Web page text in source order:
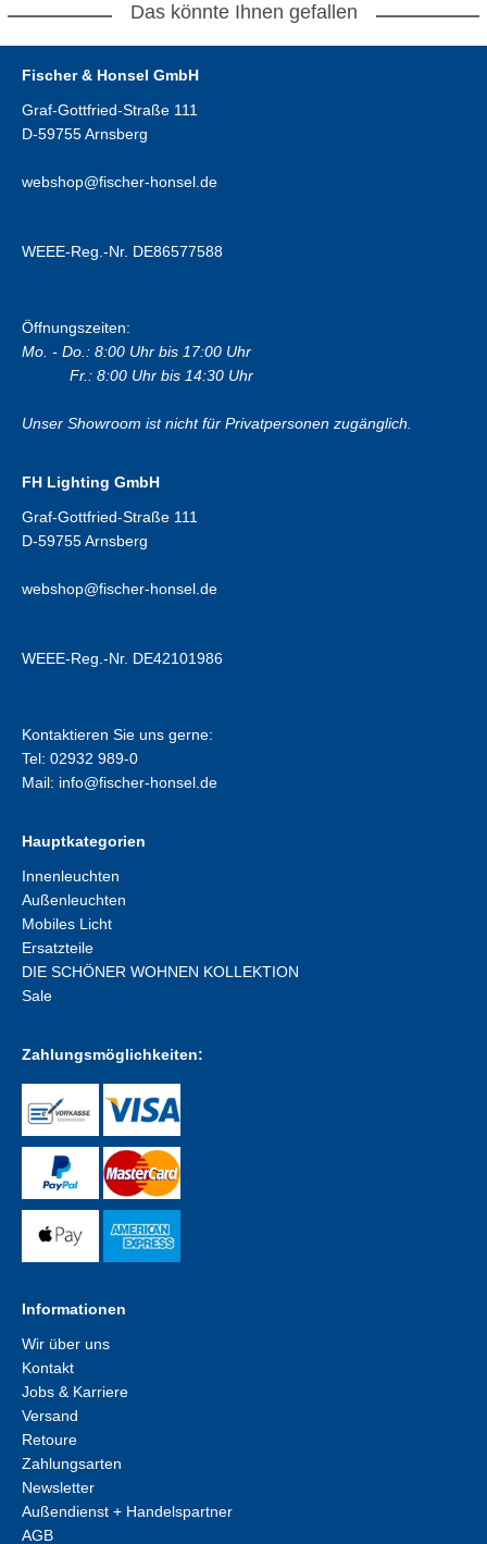
Das könnte Ihnen gefallen
Fischer & Honsel GmbH
Graf-Gottfried-Straße 111
D-59755 Arnsberg
webshop@fischer-honsel.de
WEEE-Reg.-Nr. DE86577588
Öffnungszeiten:
Mo. - Do.: 8:00 Uhr bis 17:00 Uhr
Fr.: 8:00 Uhr bis 14:30 Uhr
Unser Showroom ist nicht für Privatpersonen zugänglich.
FH Lighting GmbH
Graf-Gottfried-Straße 111
D-59755 Arnsberg
webshop@fischer-honsel.de
WEEE-Reg.-Nr. DE42101986
Kontaktieren Sie uns gerne:
Tel: 02932 989-0
Mail: info@fischer-honsel.de
Hauptkategorien
Innenleuchten
Außenleuchten
Mobiles Licht
Ersatzteile
DIE SCHÖNER WOHNEN KOLLEKTION
Sale
Zahlungsmöglichkeiten:
Informationen
Wir über uns
Kontakt
Jobs & Karriere
Versand
Retoure
Zahlungsarten
Newsletter
Außendienst + Handelspartner
AGB